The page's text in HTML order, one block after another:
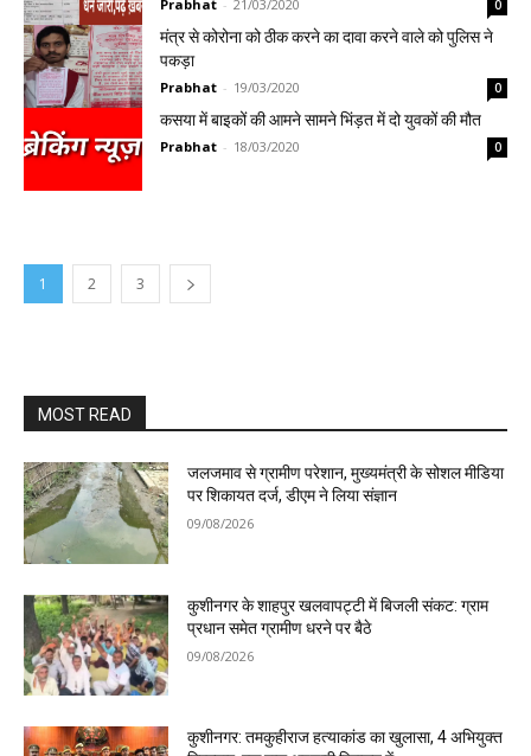
Prabhat - 21/03/2020 0
मंत्र से कोरोना को ठीक करने का दावा करने वाले को पुलिस ने
पकड़ा
Prabhat - 19/03/2020 0
कसया में बाइकों की आमने सामने भिंड़त में दो युवकों की मौत
Prabhat - 18/03/2020 0
1 2 3
MOST READ
जलजमाव से ग्रामीण परेशान, मुख्यमंत्री के सोशल मीडिया
पर शिकायत दर्ज, डीएम ने लिया संज्ञान
09/08/2026
कुशीनगर के शाहपुर खलवापट्टी में बिजली संकट: ग्राम
प्रधान समेत ग्रामीण धरने पर बैठे
09/08/2026
कुशीनगर: तमकुहीराज हत्याकांड का खुलासा, 4 अभियुक्त